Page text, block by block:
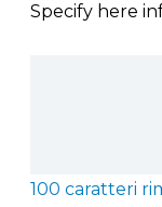
Specify here
100 caratteri